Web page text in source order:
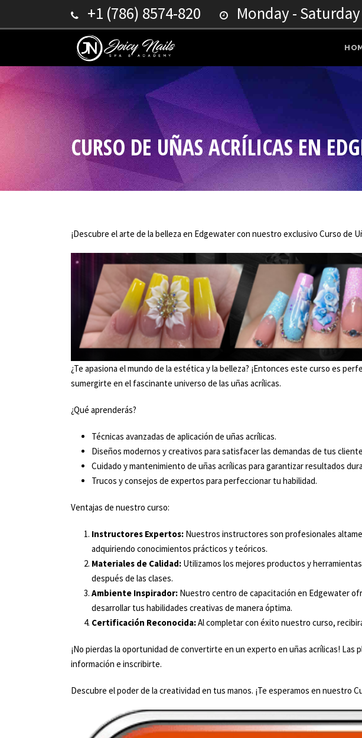
+1 (786) 8574-820 Monday - Saturday
CURSO DE UÑAS ACRÍLICAS EN
¡Descubre el arte de la belleza en Edgewater con nuestro exclusivo Curso de
¿Te apasiona el mundo de la estética y la belleza? ¡Entonces este curso es
sumergirte en el fascinante universo de las uñas acrílicas.
¿Qué aprenderás?
Técnicas avanzadas de aplicación de uñas acrílicas.
Diseños modernos y creativos para satisfacer las demandas de tus
Cuidado y mantenimiento de uñas acrílicas para garantizar resultados
Trucos y consejos de expertos para perfeccionar tu habilidad.
Ventajas de nuestro curso:
Instructores Expertos: Nuestros instructores son profesionales
adquiriendo conocimientos prácticos y teóricos.
Materiales de Calidad: Utilizamos los mejores productos y
después de las clases.
Ambiente Inspirador: Nuestro centro de capacitación en Edgewater
desarrollar tus habilidades creativas de manera óptima.
Certificación Reconocida:Al completar con éxito nuestro curso,
¡No pierdas la oportunidad de convertirte en un experto en uñas acrílicas!
información e inscribirte.
Descubre el poder de la creatividad en tus manos. ¡Te esperamos en nuestro